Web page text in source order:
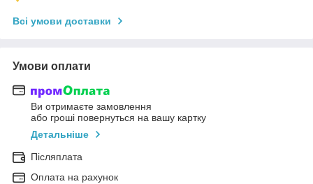
Всі умови доставки
Умови оплати
Ви отримаєте замовлення
або гроші повернуться на вашу картку
Детальніше
Післяплата
Оплата на рахунок